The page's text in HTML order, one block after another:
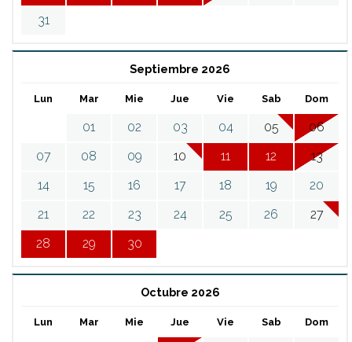
31
Septiembre 2026
Lun Mar Mie Jue Vie Sab Dom
01 02 03 04 05
06
07
08 09 10 11 12
13
14
15 16 17 18 19
20
21
22 23 24 25 26
27
28
29 30
Octubre 2026
Lun Mar Mie Jue Vie Sab Dom